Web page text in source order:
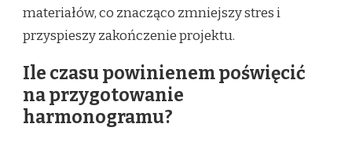
materiałów, co znacząco zmniejszy stres i
przyspieszy zakończenie projektu.
Ile czasu powinienem poświęcić
na przygotowanie
harmonogramu?